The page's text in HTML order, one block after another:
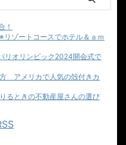
！
ゾートコースでホテル＆ａｍ
リオリンピック2024開会式で
アメリカで人気の殻付きカ
るときの不動産屋さんの選び